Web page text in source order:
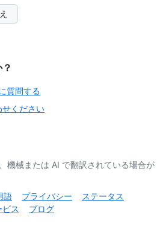
質問する
ください
機械または AI で翻訳されている場合が
語 プライバシー
ステータス
ス ブログ